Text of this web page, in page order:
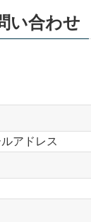
い合わせ
ルアドレス